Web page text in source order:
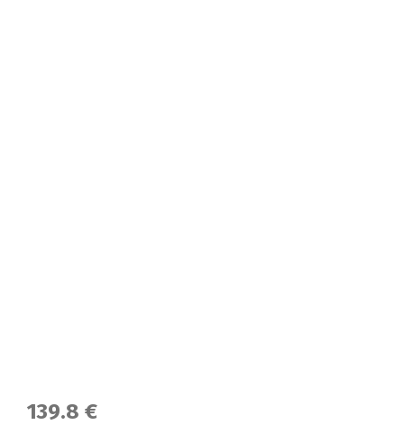
139.8 €